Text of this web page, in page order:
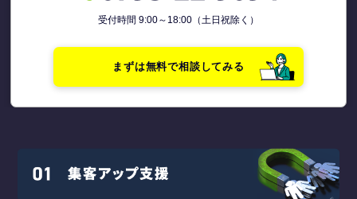
受付時間 9:00～18:00（土日祝除く）
まずは無料で相談してみる